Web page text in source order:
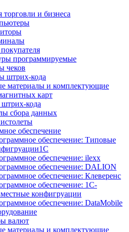
торговли и бизнеса
программируемые
чеков
штрих-кода
материалы и комплектующие
карт
кода
сбора данных
обеспечение
обеспечение: Типовые
обеспечение: ilexx
обеспечение: DALION
обеспечение: Клеверенс
обеспечение: 1С-
конфигруации
обеспечение: DataMobile
валют
материалы и комплектующие